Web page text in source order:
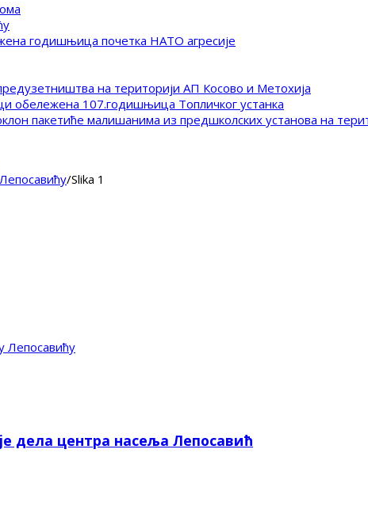
годишњица почетка НАТО агресије
на територији АП Косово и Метохија
обележена 107.годишњица Топличког устанка
пакетиће малишанима из предшколских установа на
/Slika 1
Лепосавићу
дела центра насеља Лепосавић